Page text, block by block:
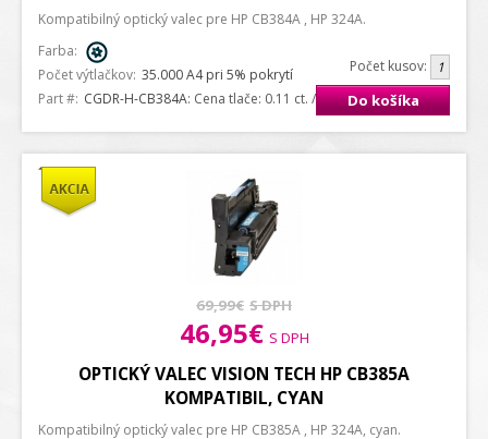
Počet kusov:
Do košíka
Kompatibilný optický valec pre HP CB384A , HP 324A.
Farba:
Počet výtlačkov: 35.000 A4 pri 5% pokrytí
Part #: CGDR-H-CB384A: Cena tlače: 0.11 ct. / strana A4
69,99€ S DPH
46,95€ S DPH
OPTICKÝ VALEC VISION TECH HP CB385A
KOMPATIBIL, CYAN
Kompatibilný optický valec pre HP CB385A , HP 324A, cyan.